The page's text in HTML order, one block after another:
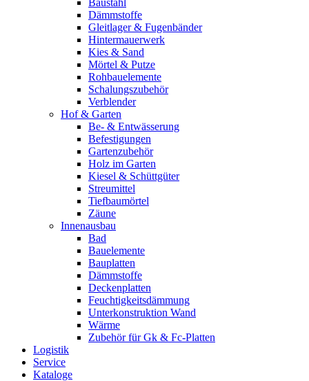
Baustahl
Dämmstoffe
Gleitlager & Fugenbänder
Hintermauerwerk
Kies & Sand
Mörtel & Putze
Rohbauelemente
Schalungszubehör
Verblender
Hof & Garten
Be- & Entwässerung
Befestigungen
Gartenzubehör
Holz im Garten
Kiesel & Schüttgüter
Streumittel
Tiefbaumörtel
Zäune
Innenausbau
Bad
Bauelemente
Bauplatten
Dämmstoffe
Deckenplatten
Feuchtigkeitsdämmung
Unterkonstruktion Wand
Wärme
Zubehör für Gk & Fc-Platten
Logistik
Service
Kataloge